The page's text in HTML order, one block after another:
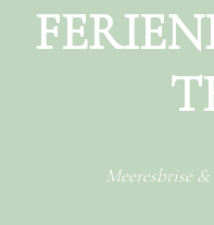
Meeresbrise